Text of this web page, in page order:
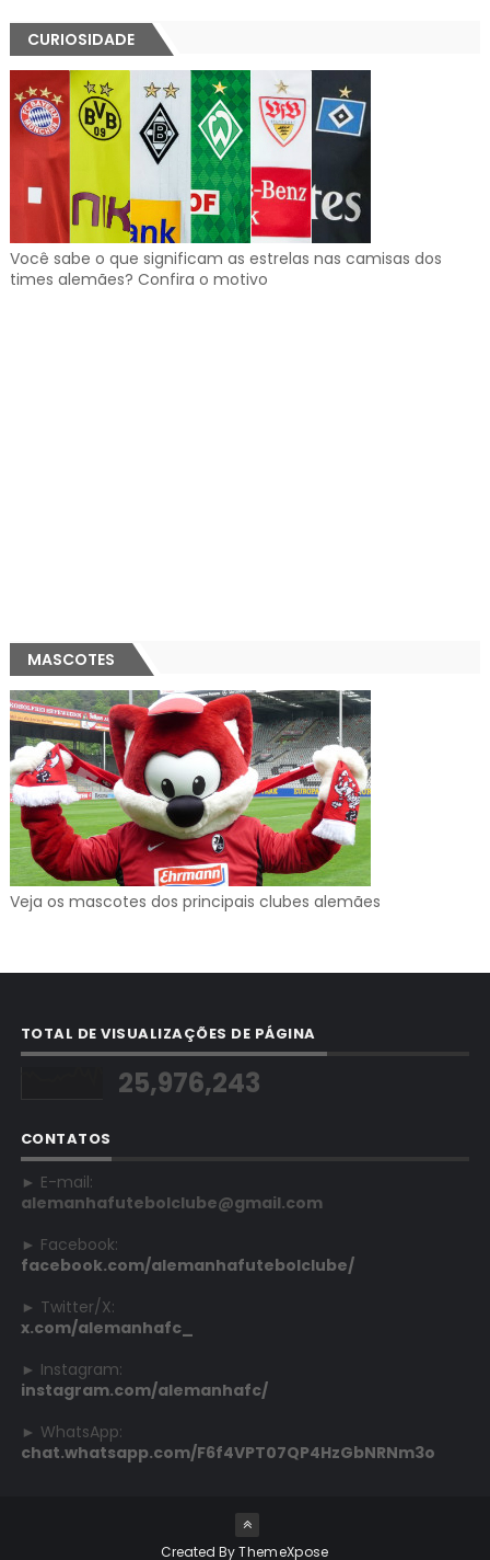
CURIOSIDADE
Você sabe o que significam as estrelas nas camisas dos
times alemães? Confira o motivo
MASCOTES
Veja os mascotes dos principais clubes alemães
TOTAL DE VISUALIZAÇÕES DE PÁGINA
25,976,243
CONTATOS
► E-mail:
alemanhafutebolclube@gmail.com
► Facebook:
facebook.com/alemanhafutebolclube/
► Twitter/X:
x.com/alemanhafc_
► Instagram:
instagram.com/alemanhafc/
► WhatsApp:
chat.whatsapp.com/F6f4VPT07QP4HzGbNRNm3o
Created ByThemeXpose